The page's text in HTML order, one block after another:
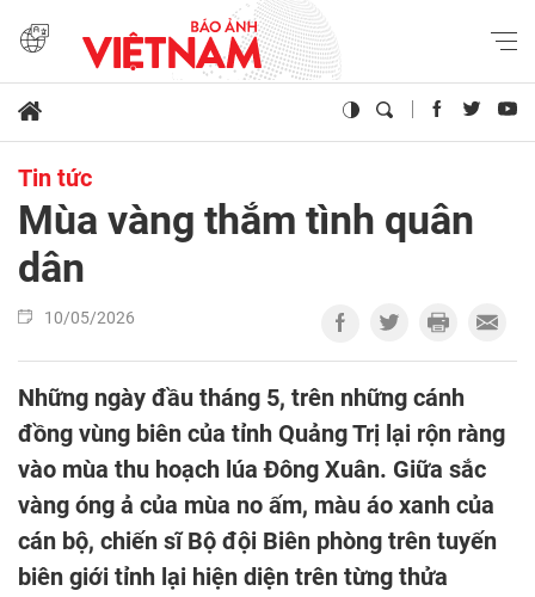
Tin tức
Mùa vàng thắm tình quân
dân
10/05/2026
Những ngày đầu tháng 5, trên những cánh
đồng vùng biên của tỉnh Quảng Trị lại rộn ràng
vào mùa thu hoạch lúa Đông Xuân. Giữa sắc
vàng óng ả của mùa no ấm, màu áo xanh của
cán bộ, chiến sĩ Bộ đội Biên phòng trên tuyến
biên giới tỉnh lại hiện diện trên từng thửa